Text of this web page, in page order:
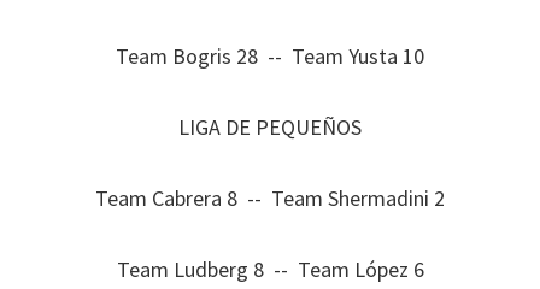
Team Bogris 28 -- Team Yusta 10
LIGA DE PEQUEÑOS
Team Cabrera 8 -- Team Shermadini 2
Team Ludberg 8 -- Team López 6